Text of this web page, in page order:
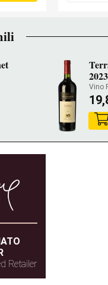
2023
Vino
Retailer